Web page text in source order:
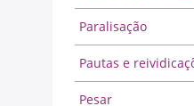
Paralisação
Pautas e
Pesar